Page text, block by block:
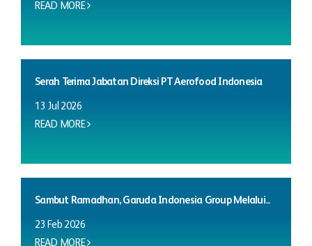
READ MORE
Serah Terima Jabatan Direksi PT Aerofood Indonesia
13 Jul 2026
READ MORE
Sambut Ramadhan, Garuda Indonesia Group Melalui...
23 Feb 2026
READ MORE